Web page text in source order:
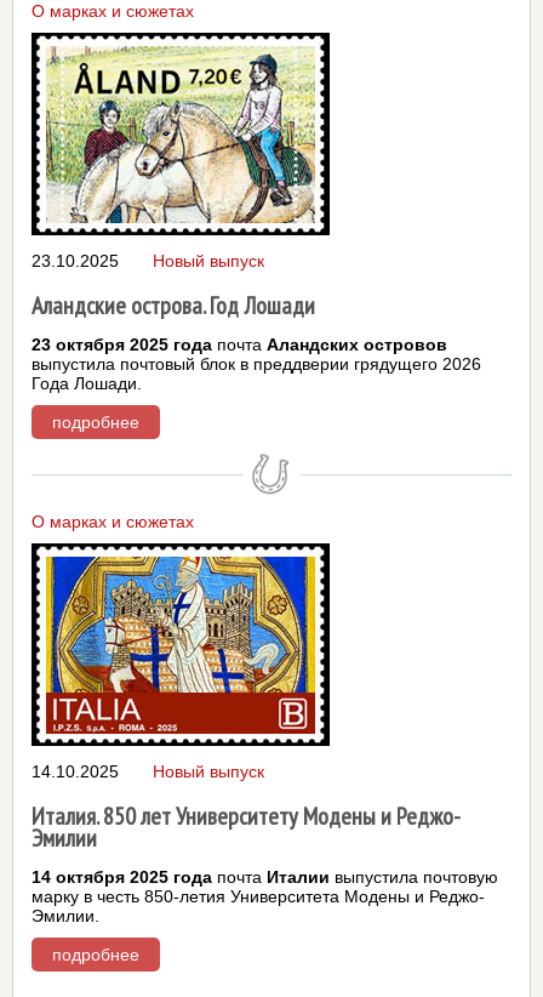
О марках и сюжетах
23.10.2025
Аландские острова. Год Лошади
Новый выпуск
23 октября 2025 года почта Аландских островов
выпустила почтовый блок в преддверии грядущего 2026
Года Лошади.
подробнее
О марках и сюжетах
14.10.2025
Италия. 850 лет Университету Модены и Реджо-
Эмилии
Новый выпуск
14 октября 2025 года почта Италии выпустила почтовую
марку в честь 850-летия Университета Модены и Реджо-
Эмилии.
подробнее